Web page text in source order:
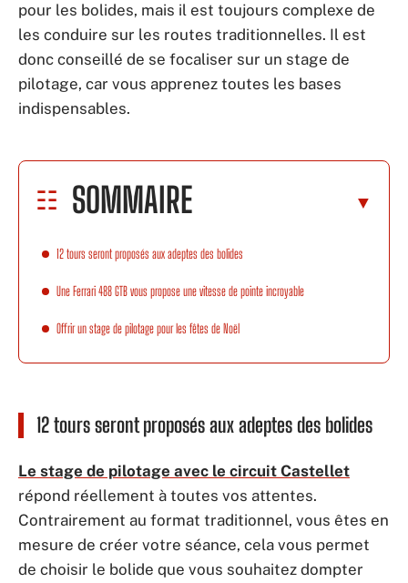
pour les bolides, mais il est toujours complexe de
les conduire sur les routes traditionnelles. Il est
donc conseillé de se focaliser sur un stage de
pilotage, car vous apprenez toutes les bases
indispensables.
SOMMAIRE
12 tours seront proposés aux adeptes des bolides
Une Ferrari 488 GTB vous propose une vitesse de pointe incroyable
Offrir un stage de pilotage pour les fêtes de Noël
12 tours seront proposés aux adeptes des bolides
Le stage de pilotage avec le circuit Castellet
répond réellement à toutes vos attentes.
Contrairement au format traditionnel, vous êtes en
mesure de créer votre séance, cela vous permet
de choisir le bolide que vous souhaitez dompter